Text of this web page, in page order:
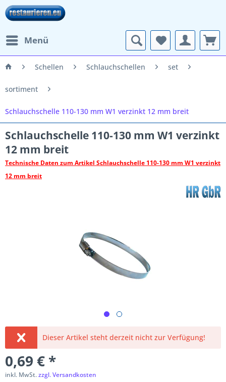
Menü
Schellen Schlauchschellen set
sortiment
Schlauchschelle 110-130 mm W1 verzinkt 12 mm breit
Schlauchschelle 110-130 mm W1 verzinkt
12 mm breit
Technische Daten zum Artikel Schlauchschelle 110-130 mm W1 verzinkt
12 mm breit
Dieser Artikel steht derzeit nicht zur Verfügung!
0,69 € *
inkl. MwSt.zzgl. Versandkosten